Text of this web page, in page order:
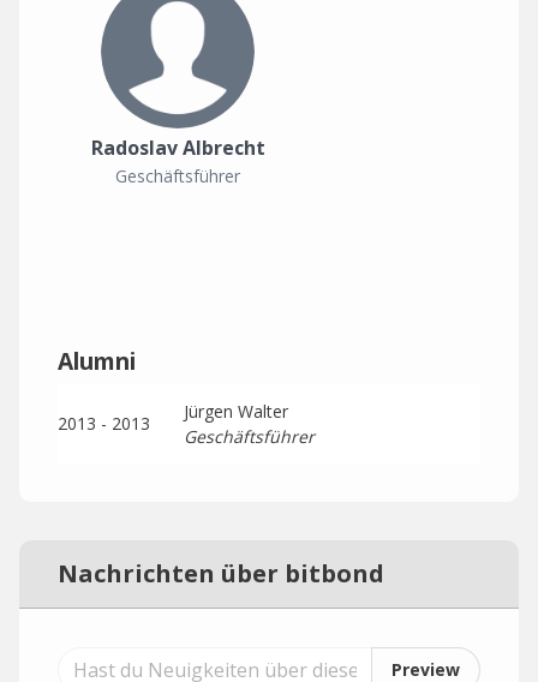
Radoslav Albrecht
Geschäftsführer
Alumni
2013 - 2013
Jürgen Walter
Geschäftsführer
Nachrichten über bitbond
Preview